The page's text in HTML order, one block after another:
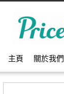
主頁 關於我們